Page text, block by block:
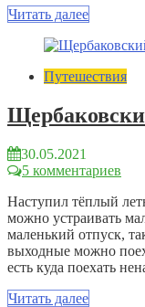
Читать далее
Путешествия
30.05.2021
5 комментариев
Наступил тёплый
можно устраивать
маленький отпуск,
выходные можно
есть куда поехать
Читать далее